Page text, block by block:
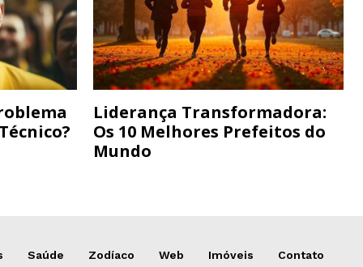
Liderança Transformadora:
Os 10 Melhores Prefeitos do
Mundo
Saúde Zodíaco Web Imóveis Contato